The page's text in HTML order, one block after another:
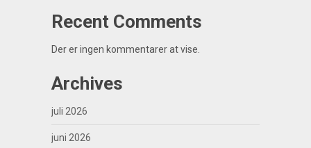
Recent Comments
Der er ingen kommentarer at vise.
Archives
juli 2026
juni 2026